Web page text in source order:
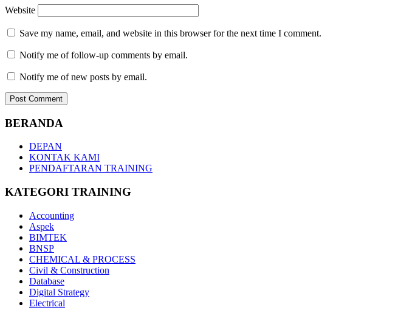
Website
Save my name, email, and website in this browser for the next time I comment.
Notify me of follow-up comments by email.
Notify me of new posts by email.
BERANDA
DEPAN
KONTAK KAMI
PENDAFTARAN TRAINING
KATEGORI TRAINING
Accounting
Aspek
BIMTEK
BNSP
CHEMICAL & PROCESS
Civil & Construction
Database
Digital Strategy
Electrical